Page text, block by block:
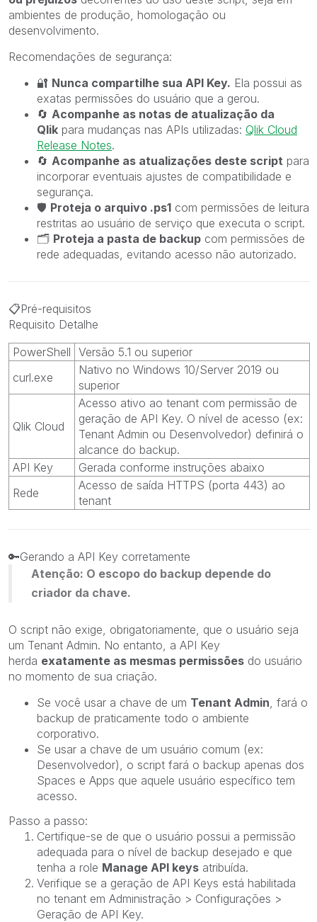
ambientes de produção, homologação ou
desenvolvimento.
Recomendações de segurança:
🔐 Nunca compartilhe sua API Key. Ela possui as
exatas permissões do usuário que a gerou.
🔄 Acompanhe as notas de atualização da
Qlik para mudanças nas APIs utilizadas: Qlik Cloud
Release Notes.
🔄 Acompanhe as atualizações deste script para
incorporar eventuais ajustes de compatibilidade e
segurança.
🛡 Proteja o arquivo .ps1 com permissões de leitura
restritas ao usuário de serviço que executa o script.
🗂 Proteja a pasta de backup com permissões de
rede adequadas, evitando acesso não autorizado.
📋Pré-requisitos
Requisito Detalhe
PowerShell Versão 5.1 ou superior
curl.exe
Nativo no Windows 10/Server 2019 ou
superior
Qlik Cloud
Acesso ativo ao tenant com permissão de
geração de API Key. O nível de acesso (ex:
Tenant Admin ou Desenvolvedor) definirá o
alcance do backup.
API Key
Gerada conforme instruções abaixo
Rede
Acesso de saída HTTPS (porta 443) ao
tenant
🔑Gerando a API Key corretamente
Atenção: O escopo do backup depende do
criador da chave.
O script não exige, obrigatoriamente, que o usuário seja
um Tenant Admin. No entanto, a API Key
herda exatamente as mesmas permissões do usuário
no momento de sua criação.
Se você usar a chave de um Tenant Admin , fará o
backup de praticamente todo o ambiente
corporativo.
Se usar a chave de um usuário comum (ex:
Desenvolvedor), o script fará o backup apenas dos
Spaces e Apps que aquele usuário específico tem
acesso.
Passo a passo:
Certifique-se de que o usuário possui a permissão
adequada para o nível de backup desejado e que
tenha a role Manage API keys atribuída.
Verifique se a geração de API Keys está habilitada
no tenant em Administração > Configurações >
Geração de API Key.